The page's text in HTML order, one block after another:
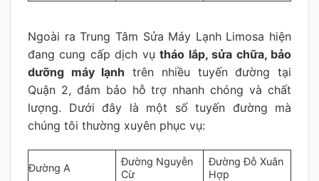
Ngoài ra Trung Tâm Sửa Máy Lạnh Limosa hiện
đang cung cấp dịch vụtháo lắp, sửa chữa, bảo
dưỡng máy lạnh trên nhiều tuyến đường tại
Quận 2, đảm bảo hỗ trợ nhanh chóng và chất
lượng. Dưới đây là một số tuyến đường mà
chúng tôi thường xuyên phục vụ:
Đường A
Đường Nguyễn
Cừ
Đường Đỗ Xuân
Hợp